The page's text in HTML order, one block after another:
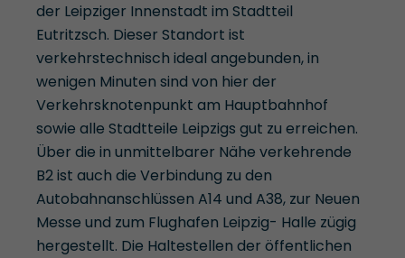
der Leipziger Innenstadt im Stadtteil
Eutritzsch. Dieser Standort ist
verkehrstechnisch ideal angebunden, in
wenigen Minuten sind von hier der
Verkehrsknotenpunkt am Hauptbahnhof
sowie alle Stadtteile Leipzigs gut zu erreichen.
Über die in unmittelbarer Nähe verkehrende
B2 ist auch die Verbindung zu den
Autobahnanschlüssen A14 und A38, zur Neuen
Messe und zum Flughafen Leipzig- Halle zügig
hergestellt. Die Haltestellen der öffentlichen